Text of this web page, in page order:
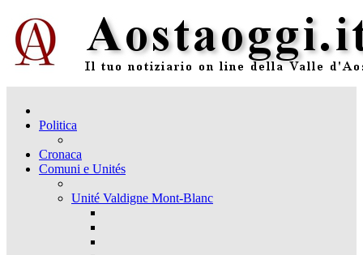
Politica
Cronaca
Comuni e Unités
Unité Valdigne Mont-Blanc